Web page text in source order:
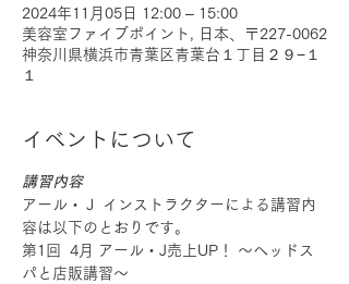
2024年11月05日 12:00 – 15:00
美容室ファイブポイント, 日本、〒227-0062
神奈川県横浜市青葉区青葉台１丁目２９−１
１
イベントについて
講習内容
アール・Ｊ インストラクターによる講習内
容は以下のとおりです。
第1回  4月 アール・J売上UP！ ～ヘッドス
パと店販講習～